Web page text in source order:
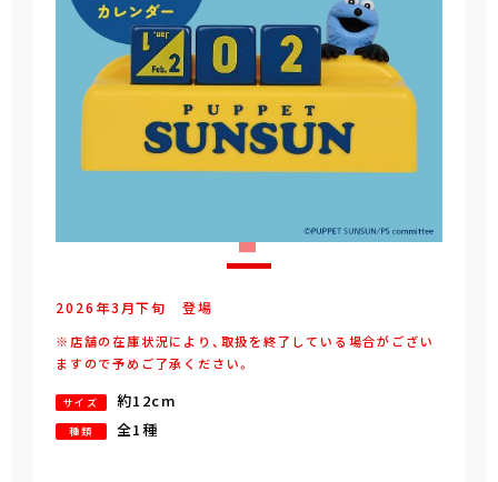
2026年3 月下旬 登場
※店舗の在庫状況により、取扱を終了している場合がござい
ますので予めご了承ください。
サイズ 約12cm
種類 全1種